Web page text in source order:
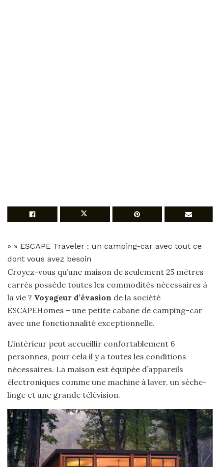
» » ESCAPE Traveler : un camping-car avec tout ce
dont vous avez besoin
Croyez-vous qu’une maison de seulement 25 mètres
carrés possède toutes les commodités nécessaires à
la vie ? Voyageur d’évasion de la société
ESCAPEHomes – une petite cabane de camping-car
avec une fonctionnalité exceptionnelle.
L’intérieur peut accueillir confortablement 6
personnes, pour cela il y a toutes les conditions
nécessaires. La maison est équipée d’appareils
électroniques comme une machine à laver, un sèche-
linge et une grande télévision.